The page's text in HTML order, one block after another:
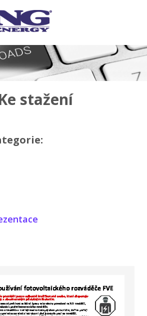
stažení
: